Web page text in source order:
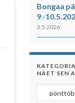
Bongaa
9.-
3.5.2026
NÄET SEN